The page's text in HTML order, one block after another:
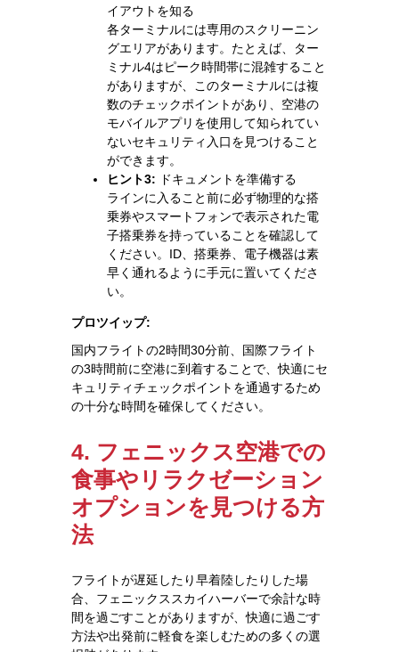
イアウトを知る
各ターミナルには専用のスクリーニン
グエリアがあります。たとえば、ター
ミナル4はピーク時間帯に混雑すること
がありますが、このターミナルには複
数のチェックポイントがあり、空港の
モバイルアプリを使用して知られてい
ないセキュリティ入口を見つけること
ができます。
ヒント3: ドキュメントを準備する
ラインに入ること前に必ず物理的な搭
乗券やスマートフォンで表示された電
子搭乗券を持っていることを確認して
ください。ID、搭乗券、電子機器は素
早く通れるように手元に置いてくださ
い。
プロツイップ:
国内フライトの2時間30分前、国際フライト
の3時間前に空港に到着することで、快適にセ
キュリティチェックポイントを通過するため
の十分な時間を確保してください。
4. フェニックス空港での
食事やリラクゼーション
オプションを見つける方
法
フライトが遅延したり早着陸したりした場
合、フェニックススカイハーバーで余計な時
間を過ごすことがありますが、快適に過ごす
方法や出発前に軽食を楽しむための多くの選